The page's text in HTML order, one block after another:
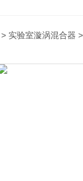
> 实验室漩涡混合器